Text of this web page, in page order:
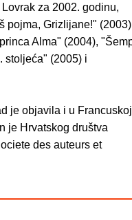
za 2002. godinu,
pojma, Grizlijane!"
Alma" (2004),
stoljeća" (2005) i
je objavila i u
je Hrvatskog društva
des auteurs et